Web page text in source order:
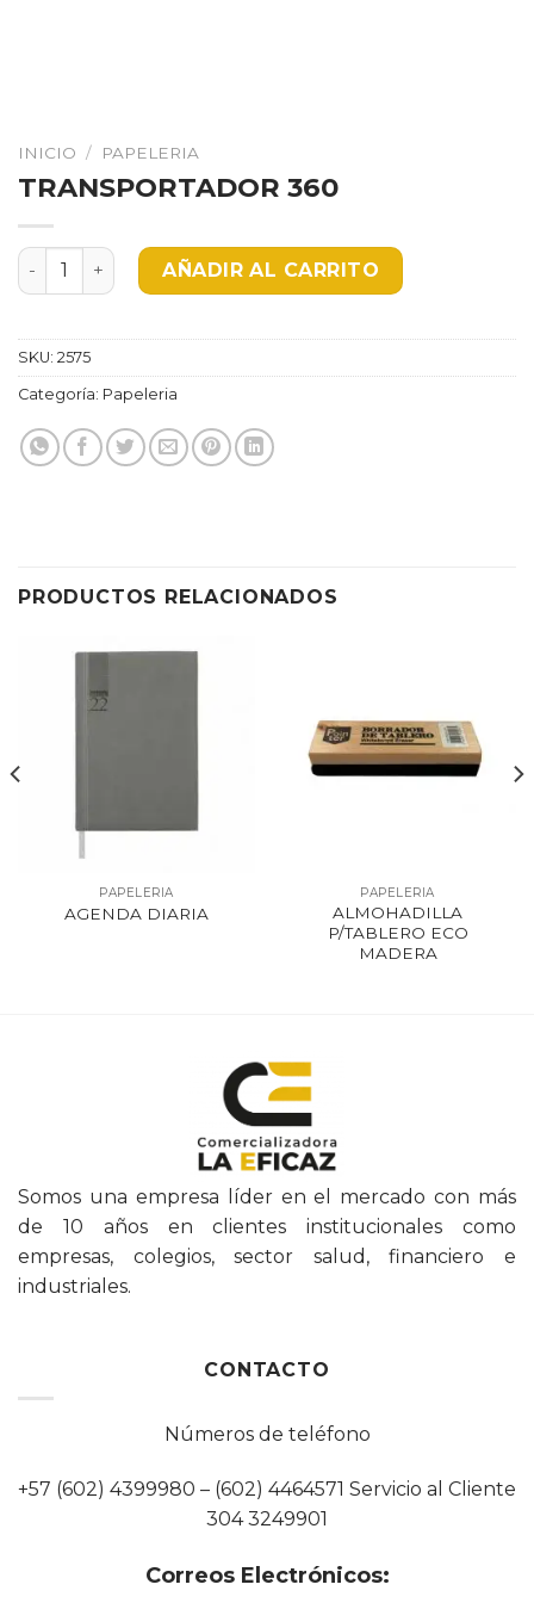
INICIO / PAPELERIA
TRANSPORTADOR 360
TRANSPORTADOR 360 cantidad
AÑADIR AL CARRITO
SKU: 2575
Categoría: Papeleria
PRODUCTOS RELACIONADOS
PAPELERIA
AGENDA DIARIA
PAPELERIA
ALMOHADILLA
P/TABLERO ECO
MADERA
Somos una empresa líder en el mercado con más
de 10 años en clientes institucionales como
empresas, colegios, sector salud, financiero e
industriales.
CONTACTO
Números de teléfono
+57 (602) 4399980 – (602) 4464571 Servicio al Cliente
304 3249901
Correos Electrónicos: